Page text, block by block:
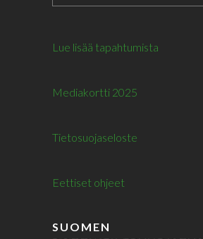
Lue lisää tapahtumista
Mediakortti 2025
Tietosuojaseloste
Eettiset ohjeet
SUOMEN